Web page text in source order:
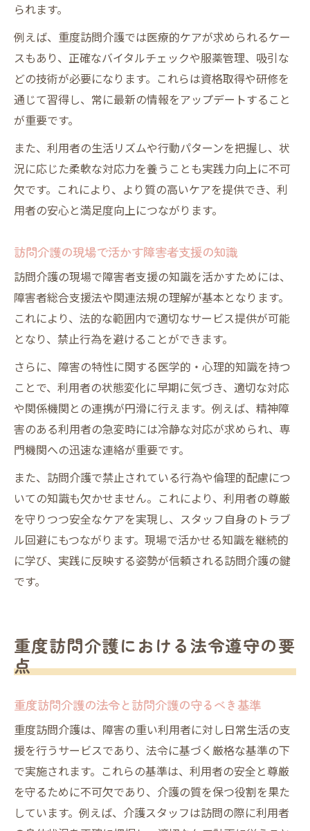
られます。
例えば、重度訪問介護では医療的ケアが求められるケー
スもあり、正確なバイタルチェックや服薬管理、吸引な
どの技術が必要になります。これらは資格取得や研修を
通じて習得し、常に最新の情報をアップデートすること
が重要です。
また、利用者の生活リズムや行動パターンを把握し、状
況に応じた柔軟な対応力を養うことも実践力向上に不可
欠です。これにより、より質の高いケアを提供でき、利
用者の安心と満足度向上につながります。
訪問介護の現場で活かす障害者支援の知識
訪問介護の現場で障害者支援の知識を活かすためには、
障害者総合支援法や関連法規の理解が基本となります。
これにより、法的な範囲内で適切なサービス提供が可能
となり、禁止行為を避けることができます。
さらに、障害の特性に関する医学的・心理的知識を持つ
ことで、利用者の状態変化に早期に気づき、適切な対応
や関係機関との連携が円滑に行えます。例えば、精神障
害のある利用者の急変時には冷静な対応が求められ、専
門機関への迅速な連絡が重要です。
また、訪問介護で禁止されている行為や倫理的配慮につ
いての知識も欠かせません。これにより、利用者の尊厳
を守りつつ安全なケアを実現し、スタッフ自身のトラブ
ル回避にもつながります。現場で活かせる知識を継続的
に学び、実践に反映する姿勢が信頼される訪問介護の鍵
です。
重度訪問介護における法令遵守の要
点
重度訪問介護の法令と訪問介護の守るべき基準
重度訪問介護は、障害の重い利用者に対し日常生活の支
援を行うサービスであり、法令に基づく厳格な基準の下
で実施されます。これらの基準は、利用者の安全と尊厳
を守るために不可欠であり、介護の質を保つ役割を果た
しています。例えば、介護スタッフは訪問の際に利用者